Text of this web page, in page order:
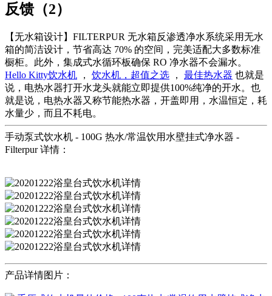
反馈（2）
【无水箱设计】FILTERPUR 无水箱反渗透净水系统采用无水
箱的简洁设计，节省高达 70% 的空间，完美适配大多数标准
橱柜。此外，集成式水循环板确保 RO 净水器不会漏水。
Hello Kitty饮水机 ， 饮水机，超值之选 ， 最佳热水器 也就是
说，电热水器打开水龙头就能立即提供100%纯净的开水。也
就是说，电热水器又称节能热水器，开盖即用，水温恒定，耗
水量少，而且不耗电。
手动泵式饮水机 - 100G 热水/常温饮用水壁挂式净水器 -
Filterpur 详情：
产品详情图片：